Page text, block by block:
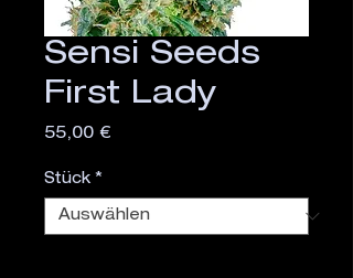
Sensi Seeds
First Lady
55,00 €Preis
Stück *